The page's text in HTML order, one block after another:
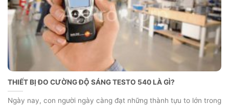
THIẾT BỊ ĐO CƯỜNG ĐỘ SÁNG TESTO 540 LÀ GÌ?
Ngày nay, con người ngày càng đạt những thành tựu to lớn trong